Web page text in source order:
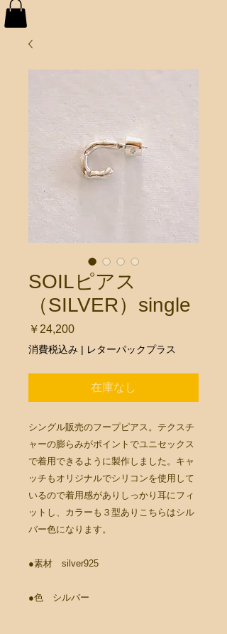
SOILピアス
（SILVER）single
￥24,200価
格
消費税込み | レターパックプラス
在庫なし
シングル販売のフープピアス。テクスチ
ャーの膨らみがポイントでユニセックス
で着用できるように製作しました。キャ
ッチもオリジナルでシリコンを使用して
いるので着用感がありしっかり耳にフィ
ットし、カラーも３型ありこちらはシル
バー色になります。
●素材 silver925
●色 シルバー